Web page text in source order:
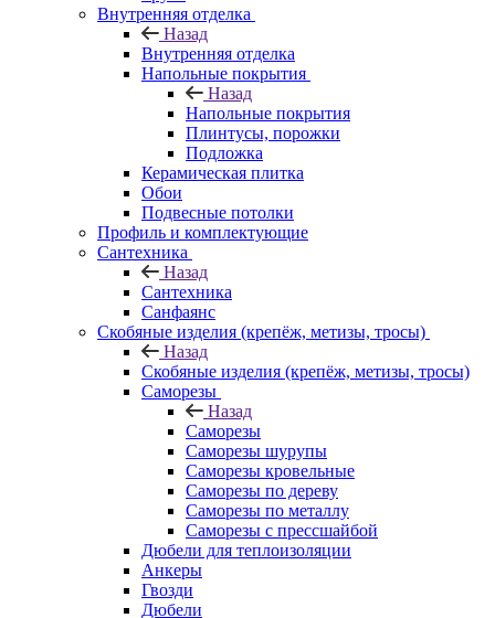
Внутренняя отделка
Назад
Внутренняя отделка
Напольные покрытия
Назад
Напольные покрытия
Плинтусы, порожки
Подложка
Керамическая плитка
Обои
Подвесные потолки
Профиль и комплектующие
Сантехника
Назад
Сантехника
Санфаянс
Скобяные изделия (крепёж, метизы, тросы)
Назад
Скобяные изделия (крепёж, метизы, тросы)
Саморезы
Назад
Саморезы
Саморезы шурупы
Саморезы кровельные
Саморезы по дереву
Саморезы по металлу
Саморезы с прессшайбой
Дюбели для теплоизоляции
Анкеры
Гвозди
Дюбели